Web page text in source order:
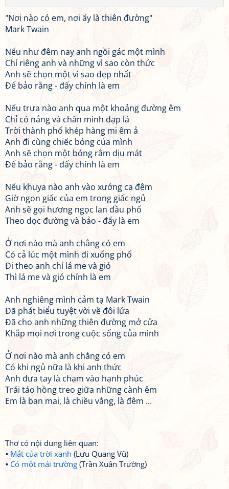
"Nơi nào có em, nơi ấy là thiên đường"
Mark Twain
Nếu như đêm nay anh ngồi gác một mình
Chỉ riêng anh và những vì sao còn thức
Anh sẽ chọn một vì sao đẹp nhất
Để bảo rằng - đấy chính là em
Nếu trưa nào anh qua một khoảng đường êm
Chỉ có nắng và chân mình đạp lá
Trời thành phố khép hàng mi êm ả
Anh đi cùng chiếc bóng của mình
Anh sẽ chọn một bóng râm dịu mát
Để bảo rằng - đấy chính là em
Nếu khuya nào anh vào xưởng ca đêm
Giờ ngon giấc của em trong giấc ngủ
Anh sẽ gọi hương ngọc lan đầu phố
Theo dọc đường và bảo - đấy là em
Ở nơi nào mà anh chẳng có em
Có cả lúc một mình đi xuống phố
Đi theo anh chỉ lá me và gió
Thì lá me và gió chính là em
Anh nghiêng mình cảm tạ Mark Twain
Đã phát biểu tuyệt vời về đôi lứa
Đã cho anh những thiên đường mở cửa
Khắp mọi nơi trong cuộc sống của mình
Ở nơi nào mà anh chẳng có em
Có khi ngủ nữa là khi anh thức
Anh đưa tay là chạm vào hạnh phúc
Trái táo hồng treo giữa những cành êm
Em là ban mai, là chiều vắng, là đêm ...
Thơ có nội dung liên quan:
Mắt của trời xanh (Lưu Quang Vũ)
Có một mái trường (Trần Xuân Trường)